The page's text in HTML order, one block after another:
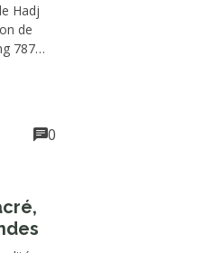
Hadj
de
787
0